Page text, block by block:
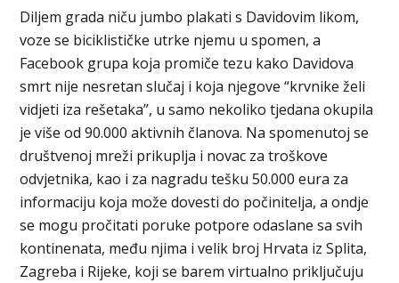
Diljem grada niču jumbo plakati s Davidovim likom,
voze se biciklističke utrke njemu u spomen, a
Facebook grupa koja promiče tezu kako Davidova
smrt nije nesretan slučaj i koja njegove “krvnike želi
vidjeti iza rešetaka”, u samo nekoliko tjedana okupila
je više od 90.000 aktivnih članova. Na spomenutoj se
društvenoj mreži prikuplja i novac za troškove
odvjetnika, kao i za nagradu tešku 50.000 eura za
informaciju koja može dovesti do počinitelja, a ondje
se mogu pročitati poruke potpore odaslane sa svih
kontinenata, među njima i velik broj Hrvata iz Splita,
Zagreba i Rijeke, koji se barem virtualno priključuju